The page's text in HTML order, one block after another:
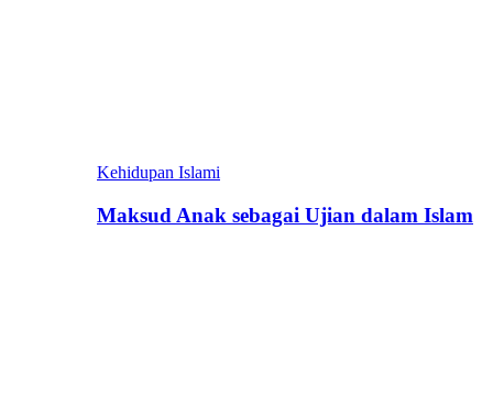
Kehidupan Islami
Maksud Anak sebagai Ujian dalam Islam